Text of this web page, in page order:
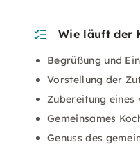
Wie läuft der
Begrüßung und
Vorstellung der
Zubereitung eines
Gemeinsames
Genuss des